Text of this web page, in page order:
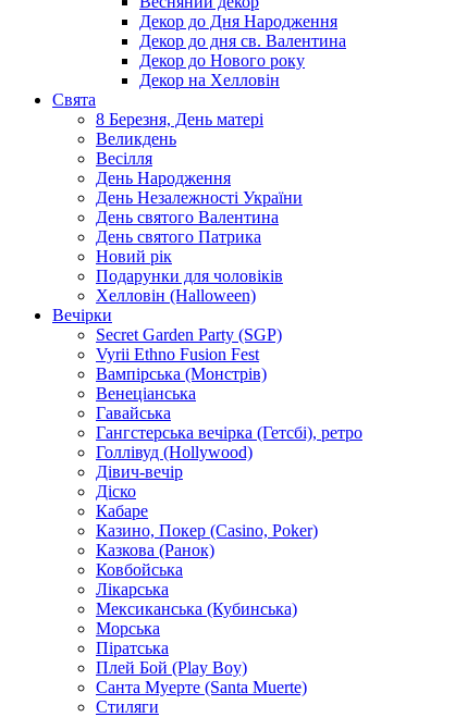
Декор до Дня Народження
Декор до дня св. Валентина
Декор до Нового року
Декор на Хелловін
Свята
8 Березня, День матері
Великдень
Весілля
День Народження
День Незалежності України
День святого Валентина
День святого Патрика
Новий рік
Подарунки для чоловіків
Хелловін (Halloween)
Вечірки
Secret Garden Party (SGP)
Vyrii Ethno Fusion Fest
Вампірська (Монстрів)
Венеціанська
Гавайська
Гангстерська вечірка (Гетсбі), ретро
Голлівуд (Hollywood)
Дівич-вечір
Діско
Кабаре
Казино, Покер (Casino, Poker)
Казкова (Ранок)
Ковбойська
Лікарська
Мексиканська (Кубинська)
Морська
Піратська
Плей Бой (Play Boy)
Санта Муерте (Santa Muerte)
Стиляги